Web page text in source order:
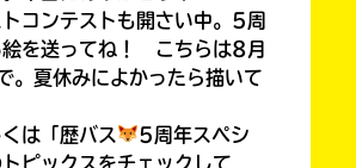
でシェアする
コンテストも開さい中。5周
絵を送ってね！ こちらは8月
。夏休みによかったら描いて
は「歴バス
5周年スペシ
ピックスをチェックして